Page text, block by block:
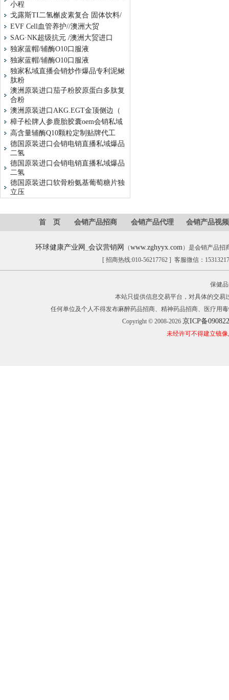
小程
戈露斯TI二氢槲皮素复合 固体饮料/
EVF Cell血管养护//澳洲大贸
SAG·NK超级抗元 /澳洲大贸进口
独家蓝帽/辅酶O10口服液
独家蓝帽/辅酶O10口服液
独家私域直播会销炒作爆品专利泥鳅
肽粉
澳洲原装进口茄子粉胶原蛋白多肽复
合粉
澳洲原装进口AKG.EGT金顶侧边（
樟子松牌人参鹿胎胶囊oem会销私域
高含量辅酶Q10颗粒定制贴牌代工
德国原装进口会销电销直播私域爆品
二氢
德国原装进口会销电销直播私域爆品
二氢
德国原装进口软骨粉氨基葡萄糖片独
立压
首 页 会销产品招商 会销产品代理 会销产品视频
环球健康产业网 会议营销网 （www.zghyyx.com）是会销产品招
[ 招商热线:010-56217762 ] 客服微信：
保健
本站只提供信息交易平台，对具体的交
任何单位及个人不得发布麻醉药品招商、精神药品招商、医疗用
Copyright © 2008-2026 京ICP备
未经许可不得建立镜